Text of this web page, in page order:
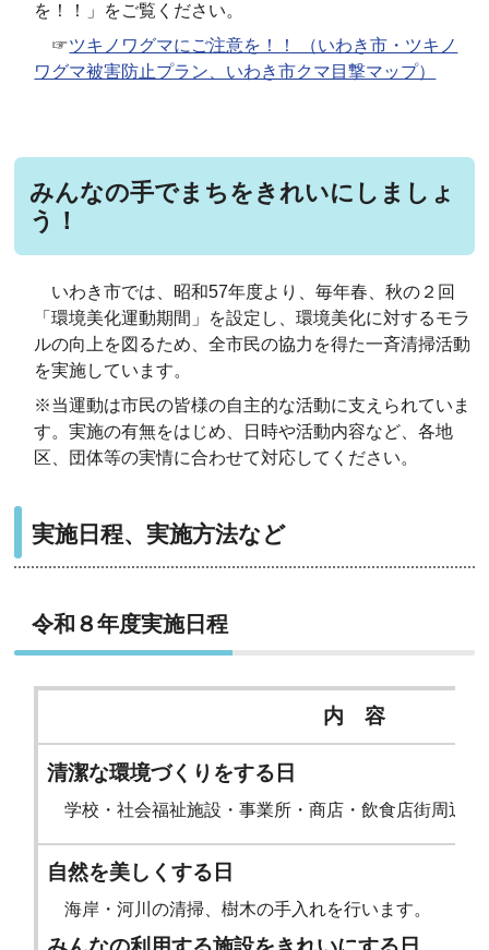
を！！」をご覧ください。
☞ツキノワグマにご注意を！！ （いわき市・ツキノ
ワグマ被害防止プラン、いわき市クマ目撃マップ）
みんなの手でまちをきれいにしましょ
う！
いわき市では、昭和57年度より、毎年春、秋の２回
「環境美化運動期間」を設定し、環境美化に対するモラ
ルの向上を図るため、全市民の協力を得た一斉清掃活動
を実施しています。
※当運動は市民の皆様の自主的な活動に支えられていま
す。実施の有無をはじめ、日時や活動内容など、各地
区、団体等の実情に合わせて対応してください。
実施日程、実施方法など
令和８年度実施日程
内 容
清潔な環境づくりをする日
学校・社会福祉施設・事業所・商店・飲食店街周辺の
自然を美しくする日
海岸・河川の清掃、樹木の手入れを行います。